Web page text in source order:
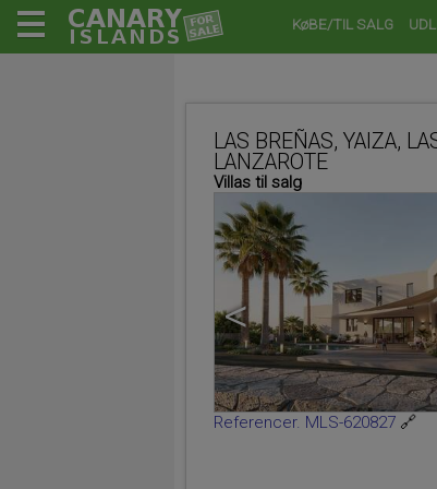
KøBE/TIL SALG
LAS BREÑAS, YAIZA,
LANZAROTE
Villas til salg
<
Referencer. MLS-620827 🔗